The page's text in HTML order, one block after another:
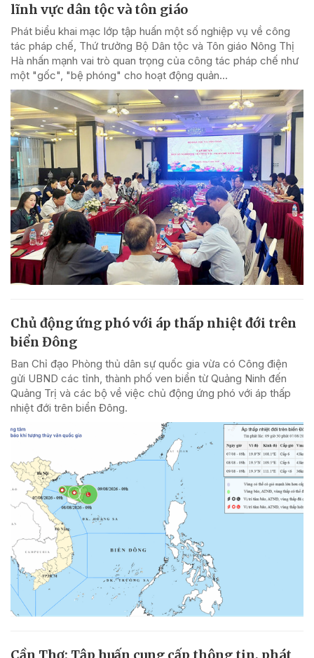
lĩnh vực dân tộc và tôn giáo
Phát biểu khai mạc lớp tập huấn một số nghiệp vụ về công
tác pháp chế, Thứ trưởng Bộ Dân tộc và Tôn giáo Nông Thị
Hà nhấn mạnh vai trò quan trọng của công tác pháp chế như
một "gốc", "bệ phóng" cho hoạt động quản...
Chủ động ứng phó với áp thấp nhiệt đới trên
biển Đông
Ban Chỉ đạo Phòng thủ dân sự quốc gia vừa có Công điện
gửi UBND các tỉnh, thành phố ven biển từ Quảng Ninh đến
Quảng Trị và các bộ về việc chủ động ứng phó với áp thấp
nhiệt đới trên biển Đông.